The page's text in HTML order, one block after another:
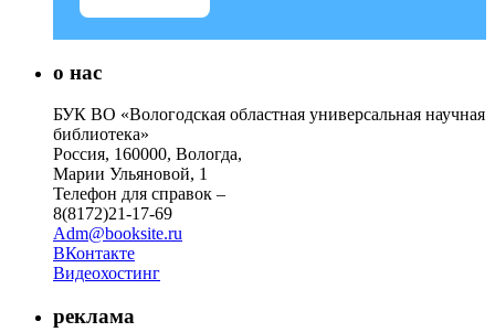
о нас
БУК ВО «Вологодская областная универсальная научная
библиотека»
Россия, 160000, Вологда,
Марии Ульяновой, 1
Телефон для справок –
8(8172)21-17-69
Adm@booksite.ru
ВКонтакте
Видеохостинг
реклама